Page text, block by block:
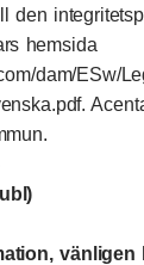
den
hemsida
dam/ESw/
vänligen